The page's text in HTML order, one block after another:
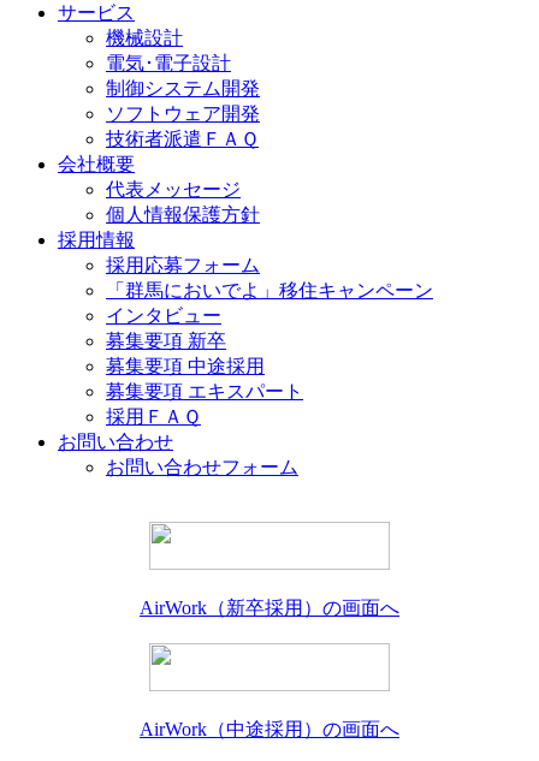
サービス
機械設計
電気･電子設計
制御システム開発
ソフトウェア開発
技術者派遣ＦＡＱ
会社概要
代表メッセージ
個人情報保護方針
採用情報
採用応募フォーム
「群馬においでよ」移住キャンペーン
インタビュー
募集要項 新卒
募集要項 中途採用
募集要項 エキスパート
採用ＦＡＱ
お問い合わせ
お問い合わせフォーム
AirWork（新卒採用）の画面へ
AirWork（中途採用）の画面へ